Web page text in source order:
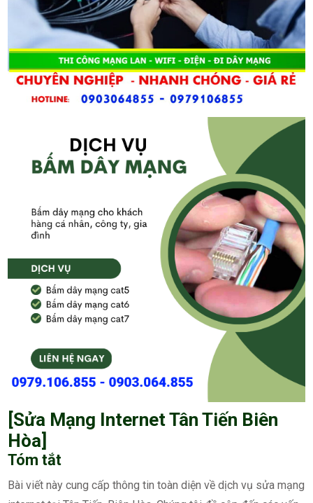
[Sửa Mạng Internet Tân Tiến Biên
Hòa]
Tóm tắt
Bài viết này cung cấp thông tin toàn diện về dịch vụ sửa mạng